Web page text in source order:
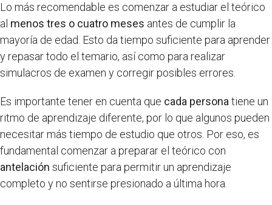
Lo más recomendable es comenzar a estudiar el teórico
al menos tres o cuatro meses antes de cumplir la
mayoría de edad. Esto da tiempo suficiente para aprender
y repasar todo el temario, así como para realizar
simulacros de examen y corregir posibles errores.
Es importante tener en cuenta que cada persona tiene un
ritmo de aprendizaje diferente, por lo que algunos pueden
necesitar más tiempo de estudio que otros. Por eso, es
fundamental comenzar a preparar el teórico con
antelación suficiente para permitir un aprendizaje
completo y no sentirse presionado a última hora.